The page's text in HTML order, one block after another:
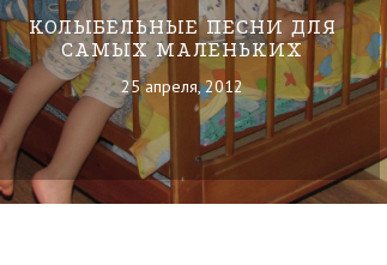
КОЛЫБЕЛЬНЫЕ ПЕСНИ ДЛЯ
САМЫХ МАЛЕНЬКИХ
25 апреля, 2012